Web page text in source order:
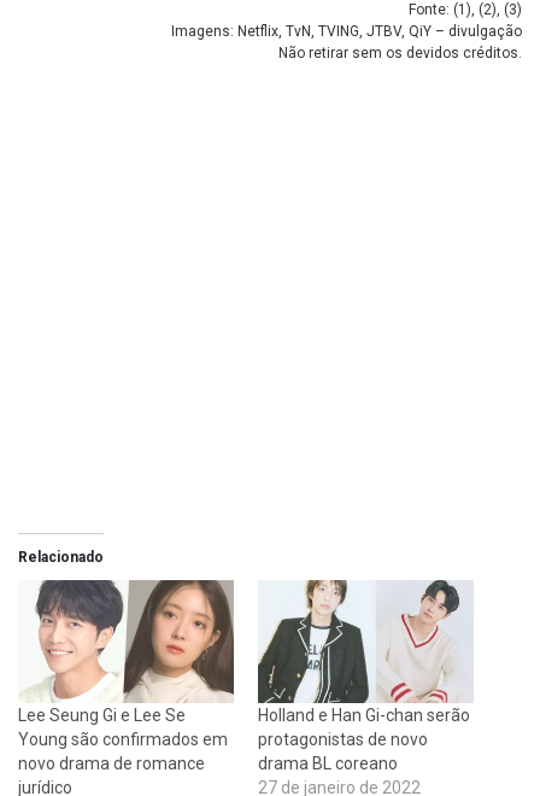
Fonte: (1 ), (2), (3)
Imagens: Netflix, TvN, TVING, JTBV, QiY – divulgação
Não retirar sem os devidos créditos.
Relacionado
Lee Seung Gi e Lee Se
Young são confirmados em
novo drama de romance
jurídico
Holland e Han Gi-chan serão
protagonistas de novo
drama BL coreano
27 de janeiro de 2022